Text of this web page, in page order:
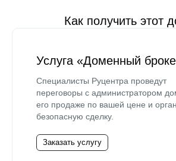
Как получить этот
Услуга «Доменный
Специалисты Руцентра проведут
переговоры с администратором
его продаже по вашей цене и
безопасную сделку.
Заказать услугу